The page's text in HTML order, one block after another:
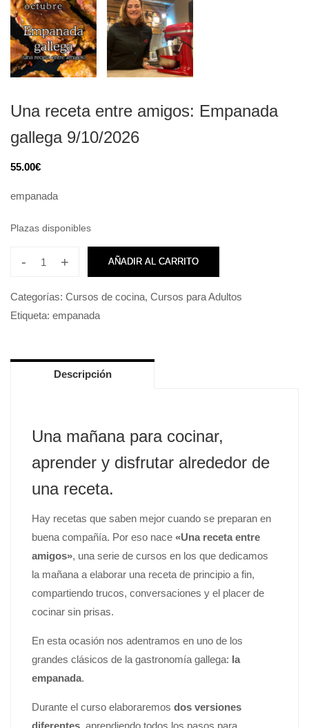
Una receta entre amigos: Empanada
gallega 9/10/2026
55.00€
empanada
Plazas disponibles
- + AÑADIR AL CARRITO
Categorías: Cursos de cocina, Cursos para Adultos
Etiqueta: empanada
Descripción
Una mañana para cocinar,
aprender y disfrutar alrededor de
una receta.
Hay recetas que saben mejor cuando se preparan en
buena compañía. Por eso nace «Una receta entre
amigos», una serie de cursos en los que dedicamos
la mañana a elaborar una receta de principio a fin,
compartiendo trucos, conversaciones y el placer de
cocinar sin prisas.
En esta ocasión nos adentramos en uno de los
grandes clásicos de la gastronomía gallega: la
empanada.
Durante el curso elaboraremos dos versiones